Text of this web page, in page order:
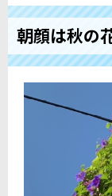
朝顔は秋の